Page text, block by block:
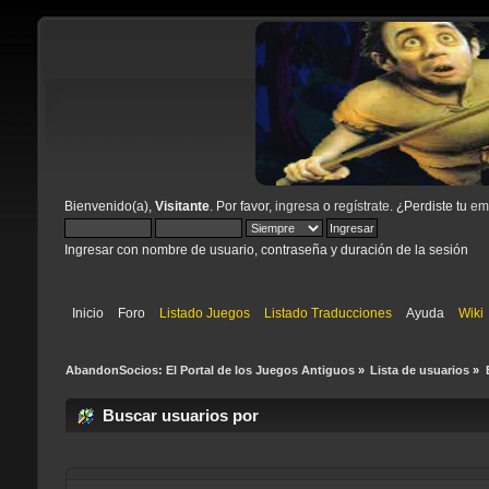
Bienvenido(a), Visitante. Por favor, ingresa o regístrate . ¿Perdiste tu
Ingresar con nombre de usuario, contraseña y duración de la sesión
Inicio Foro Listado Juegos Listado Traducciones Ayuda Wiki
AbandonSocios: El Portal de los Juegos Antiguos» Lista de usuarios »
Buscar usuarios por